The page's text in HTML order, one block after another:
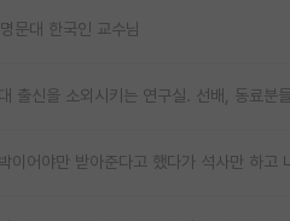
문대 한국인 교수님
출신을 소외시키는 연구실. 선배, 동료분
이어야만 받아준다고 했다가 석사만 하고